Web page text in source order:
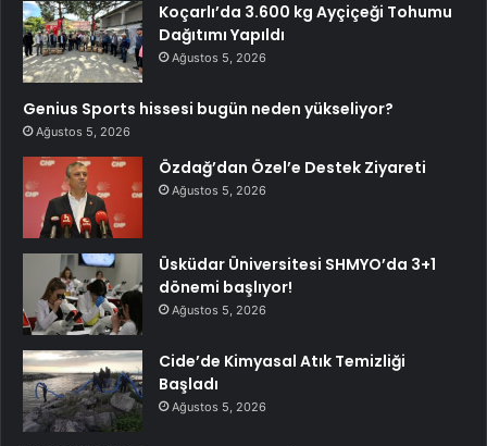
Koçarlı’da 3.600 kg Ayçiçeği Tohumu
Dağıtımı Yapıldı
Ağustos 5, 2026
Genius Sports hissesi bugün neden yükseliyor?
Ağustos 5, 2026
Özdağ’dan Özel’e Destek Ziyareti
Ağustos 5, 2026
Üsküdar Üniversitesi SHMYO’da 3+1
dönemi başlıyor!
Ağustos 5, 2026
Cide’de Kimyasal Atık Temizliği
Başladı
Ağustos 5, 2026